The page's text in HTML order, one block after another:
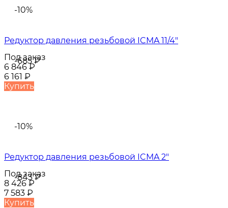
-10%
-685₽
Редуктор давления резьбовой ICMA 11/4"
Под заказ
6 846₽
6 161 ₽
Купить
-10%
-843₽
Редуктор давления резьбовой ICMA 2"
Под заказ
8 426₽
7 583 ₽
Купить